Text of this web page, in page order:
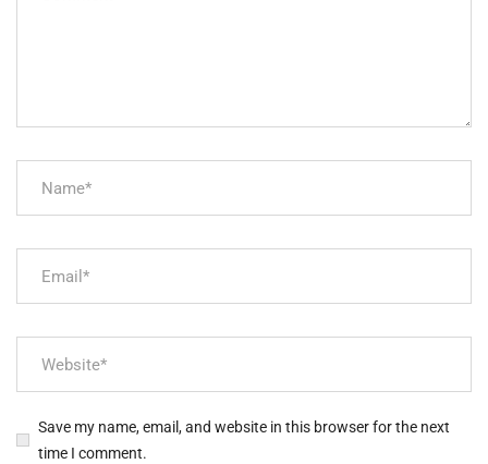
Save my name, email, and website in this browser for the next
time I comment.